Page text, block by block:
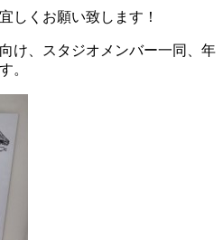
しくお願い致します！
け、スタジオメンバー一同、年
。